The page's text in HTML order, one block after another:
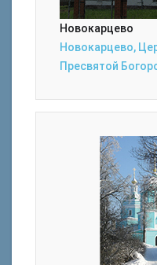
Новокарцево
Новокарцево,
Пресвятой